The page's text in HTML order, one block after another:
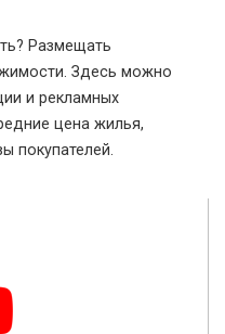
Размещать
Здесь можно
и рекламных
цена жилья,
покупателей.